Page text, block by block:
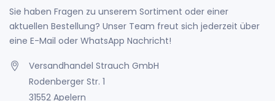
Sie haben Fragen zu unserem Sortiment oder einer
aktuellen Bestellung? Unser Team freut sich jederzeit über
eine E-Mail oder WhatsApp Nachricht!
Versandhandel Strauch GmbH
Rodenberger Str. 1
31552 Apelern